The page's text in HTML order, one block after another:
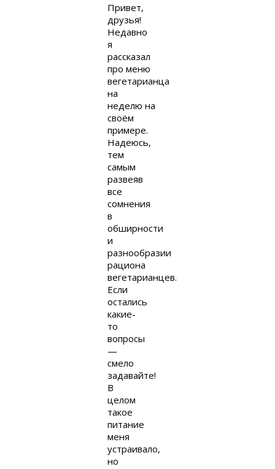
Привет,
друзья!
Недавно
я
рассказал
про меню
вегетарианца
на
неделю на
своём
примере.
Надеюсь,
тем
самым
развеяв
все
сомнения
в
обширности
и
разнообразии
рациона
вегетарианцев.
Если
остались
какие-
то
вопросы
—
смело
задавайте!
В
целом
такое
питание
меня
устраивало,
но